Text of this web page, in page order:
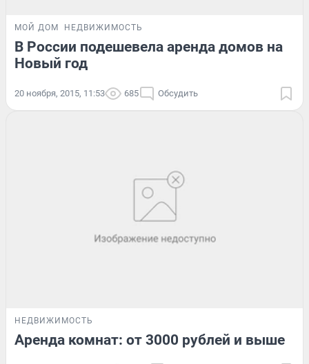
МОЙ ДОМ НЕДВИЖИМОСТЬ
В России подешевела аренда домов на
Новый год
20 ноября, 2015, 11:53 685 Обсудить
НЕДВИЖИМОСТЬ
Аренда комнат: от 3000 рублей и выше